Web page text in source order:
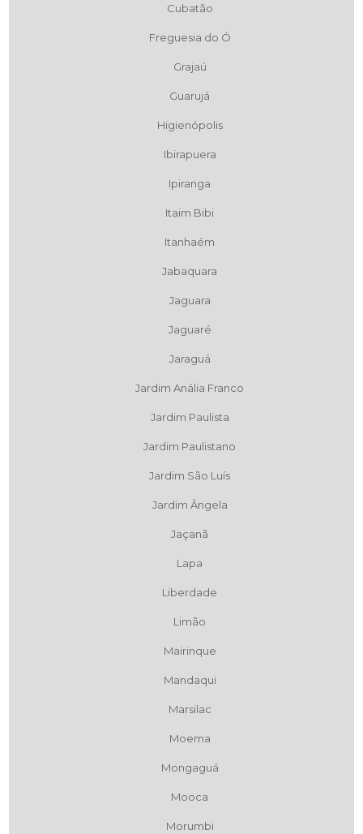
Cubatão
Freguesia do Ó
Grajaú
Guarujá
Higienópolis
Ibirapuera
Ipiranga
Itaim Bibi
Itanhaém
Jabaquara
Jaguara
Jaguaré
Jaraguá
Jardim Anália Franco
Jardim Paulista
Jardim Paulistano
Jardim São Luís
Jardim Ângela
Jaçanã
Lapa
Liberdade
Limão
Mairinque
Mandaqui
Marsilac
Moema
Mongaguá
Mooca
Morumbi